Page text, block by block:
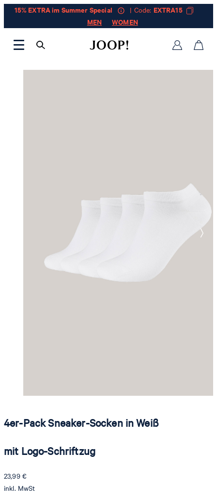
15% EXTRA im Summer Special | Code: EXTRA15
MEN
WOMEN
4er-Pack Sneaker-Socken in Weiß
mit Logo-Schriftzug
23,99 €
inkl. MwSt